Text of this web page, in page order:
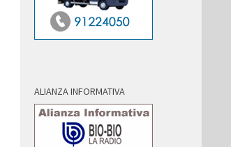
ALIANZA INFORMATIVA